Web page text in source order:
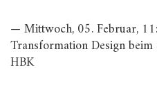
— Mittwoch, 05. Februar,
Transformation Design
HBK